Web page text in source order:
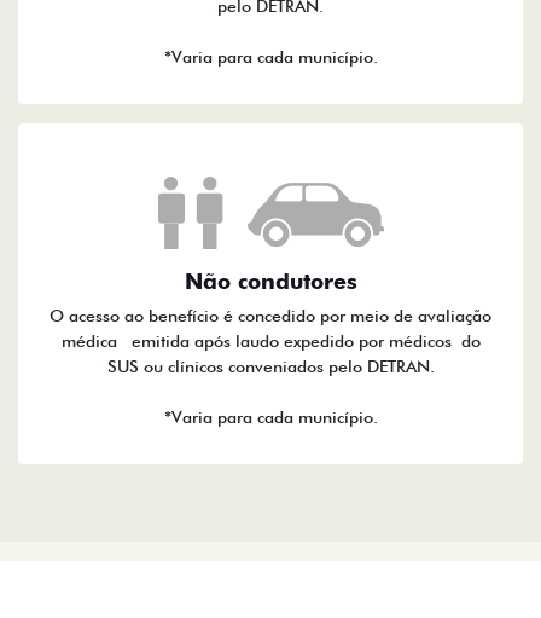
pelo DETRAN.
*Varia para cada município.
Não condutores
O acesso ao benefício é concedido por meio de avaliação
médica emitida após laudo expedido por médicos do
SUS ou clínicos conveniados pelo DETRAN.
*Varia para cada município.